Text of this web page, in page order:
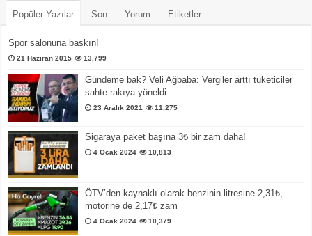
Popüler Yazılar Son Yorum Etiketler
Spor salonuna baskın!
21 Haziran 2015 13,799
Gündeme bak? Veli Ağbaba: Vergiler arttı tüketiciler
sahte rakıya yöneldi
23 Aralık 2021 11,275
Sigaraya paket başına 3₺ bir zam daha!
4 Ocak 2024 10,813
ÖTV’den kaynaklı olarak benzinin litresine 2,31₺,
motorine de 2,17₺ zam
4 Ocak 2024 10,379